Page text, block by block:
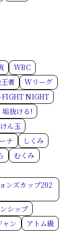
WBC
者
Wリーグ
FIGHT NIGHT
垢抜ける!
けん玉
ナ
しくみ
むくみ
ンズカップ202
シップ
ャン
アトム級